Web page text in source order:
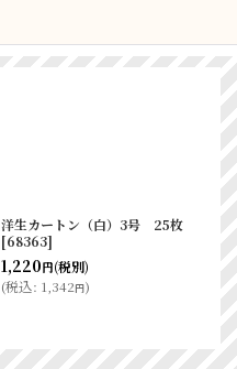
ラスク・クッキー袋 ル・ギャト
ー黒 Ｍ
990円(税別)
(税込: 1,089円)